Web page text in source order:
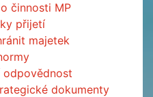
činnosti MP
přijetí
majetek
odpovědnost
dokumenty